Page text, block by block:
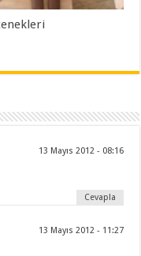
13 Mayıs 2012 - 08:16
Cevapla
13 Mayıs 2012 - 11:27